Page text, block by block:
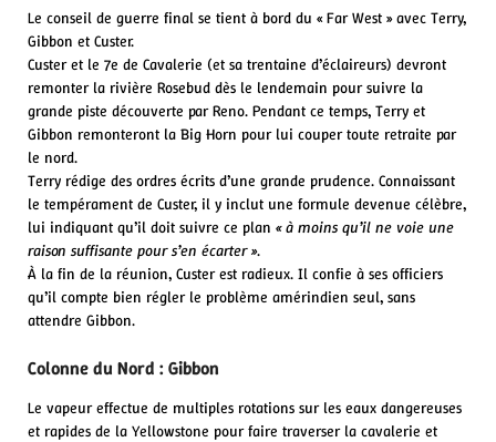
Le conseil de guerre final se tient à bord du « Far West » avec Terry,
Gibbon et Custer.
Custer et le 7e de Cavalerie (et sa trentaine d’éclaireurs) devront
remonter la rivière Rosebud dès le lendemain pour suivre la
grande piste découverte par Reno. Pendant ce temps, Terry et
Gibbon remonteront la Big Horn pour lui couper toute retraite par
le nord.
Terry rédige des ordres écrits d’une grande prudence. Connaissant
le tempérament de Custer, il y inclut une formule devenue célèbre,
lui indiquant qu’il doit suivre ce plan « à moins qu’il ne voie une
raison suffisante pour s’en écarter ».
À la fin de la réunion, Custer est radieux. Il confie à ses officiers
qu’il compte bien régler le problème amérindien seul, sans
attendre Gibbon.
Colonne du Nord : Gibbon
Le vapeur effectue de multiples rotations sur les eaux dangereuses
et rapides de la Yellowstone pour faire traverser la cavalerie et